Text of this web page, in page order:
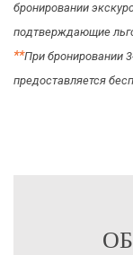
бронировании
подтверждающие
**При бронировании
предоставляется